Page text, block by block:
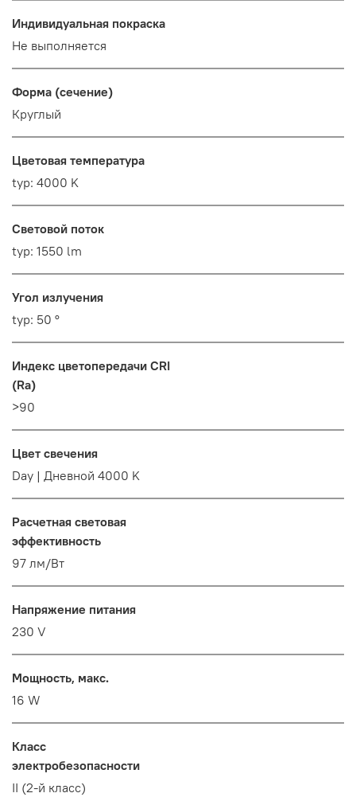
Индивидуальная покраска
Не выполняется
Форма (сечение)
Круглый
Цветовая температура
typ: 4000 K
Световой поток
typ: 1550 lm
Угол излучения
typ: 50 °
Индекс цветопередачи CRI
(Ra)
>90
Цвет свечения
Day | Дневной 4000 K
Расчетная световая
эффективность
97 лм/Вт
Напряжение питания
230 V
Мощность, макс.
16 W
Класс
электробезопасности
II (2-й класс)